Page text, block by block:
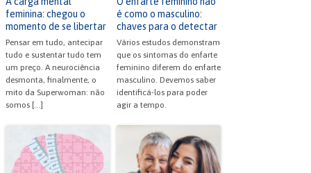
feminina: chegou o
momento de se libertar
Pensar em tudo, antecipar
tudo e sustentar tudo tem
um preço. A neurociência
desmonta, finalmente, o
mito da Superwoman: não
somos […]
é como o masculino:
chaves para o detectar
Vários estudos demonstram
que os sintomas do enfarte
feminino diferem do enfarte
masculino. Devemos saber
identificá-los para poder
agir a tempo.